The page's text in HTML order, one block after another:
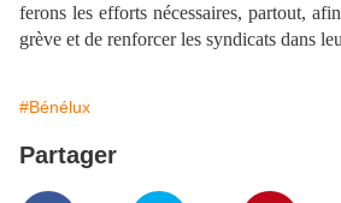
ferons les efforts nécessaires, partout,
grève et de renforcer les syndicats dans
#Bénélux
Partager